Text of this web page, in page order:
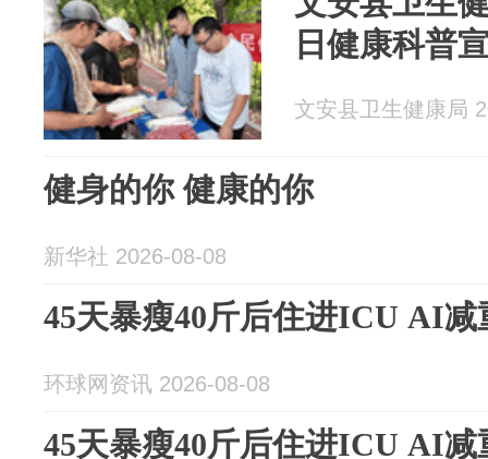
日健康科普
文安县卫生健康局
健身的你 健康的你
新华社 2026-08-08
45天暴瘦40斤后住进ICU AI减
环球网资讯 2026-08-08
45天暴瘦40斤后住进ICU AI减